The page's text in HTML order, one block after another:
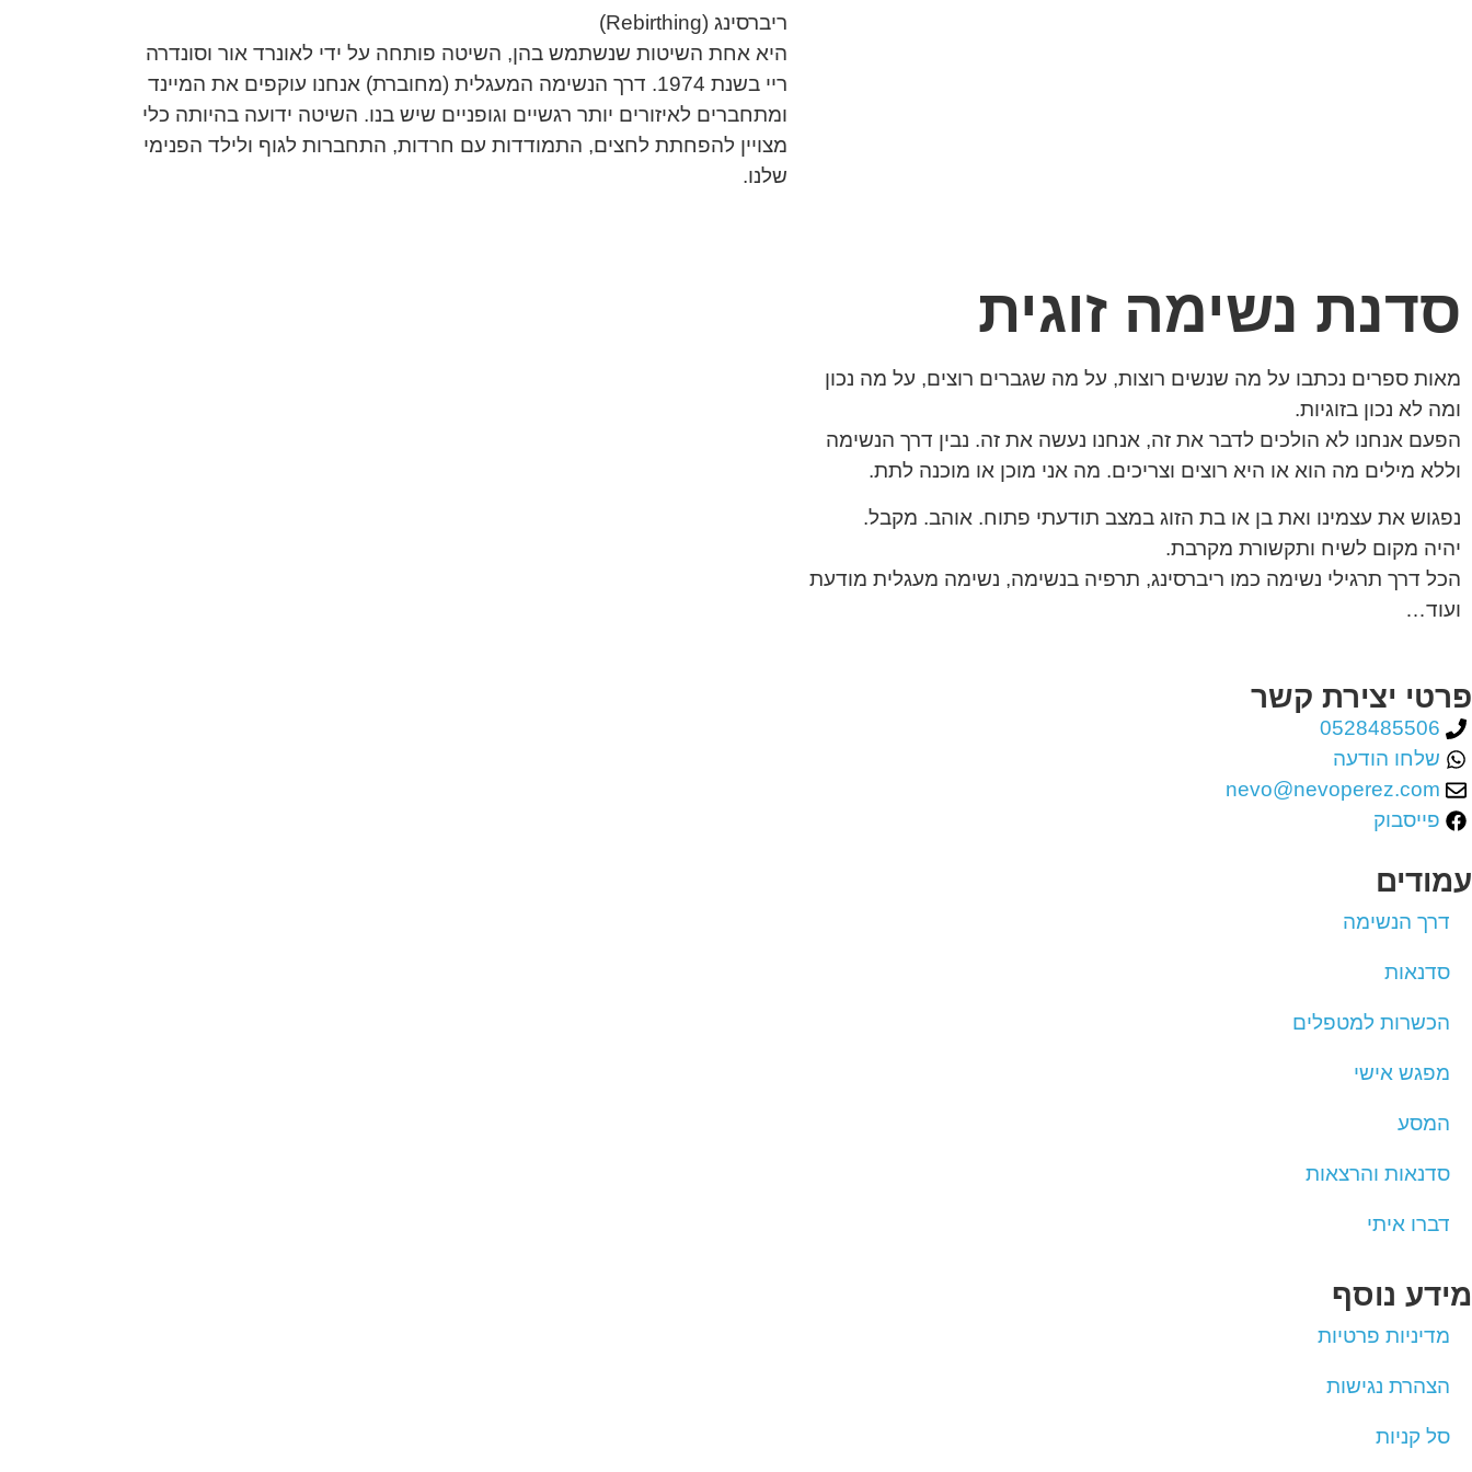
ריברסינג (Rebirthing)
היא אחת השיטות שנשתמש בהן, השיטה פותחה על ידי לאונרד אור וסונדרה
ריי בשנת 1974. דרך הנשימה המעגלית (מחוברת) אנחנו עוקפים את המיינד
ומתחברים לאיזורים יותר רגשיים וגופניים שיש בנו. השיטה ידועה בהיותה כלי
מצויין להפחתת לחצים, התמודדות עם חרדות, התחברות לגוף ולילד הפנימי
שלנו.
סדנת נשימה זוגית
מאות ספרים נכתבו על מה שנשים רוצות, על מה שגברים רוצים, על מה נכון
ומה לא נכון בזוגיות.
הפעם אנחנו לא הולכים לדבר את זה, אנחנו נעשה את זה. נבין דרך הנשימה
וללא מילים מה הוא או היא רוצים וצריכים. מה אני מוכן או מוכנה לתת.
נפגוש את עצמינו ואת בן או בת הזוג במצב תודעתי פתוח. אוהב. מקבל.
יהיה מקום לשיח ותקשורת מקרבת.
הכל דרך תרגילי נשימה כמו ריברסינג, תרפיה בנשימה, נשימה מעגלית מודעת
ועוד…
פרטי יצירת קשר
0528485506
שלחו הודעה
nevo@nevoperez.com
פייסבוק
עמודים
דרך הנשימה
סדנאות
הכשרות למטפלים
מפגש אישי
המסע
סדנאות והרצאות
דברו איתי
מידע נוסף
מדיניות פרטיות
הצהרת נגישות
סל קניות